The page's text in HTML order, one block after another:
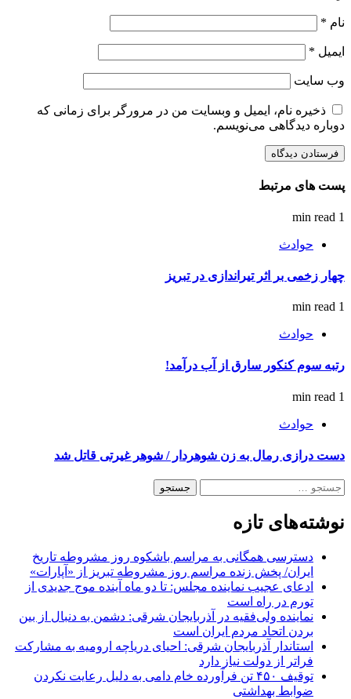
نام *
ایمیل *
وب‌ سایت
ذخیره نام، ایمیل و وبسایت من در مرورگر برای زمانی که
دوباره دیدگاهی می‌نویسم.
پست های مرتبط
1 min read
حوادث
چهار زخمی بر اثر تیراندازی در تبریز
1 min read
حوادث
رتبه سوم کنکور سارق از آب درآمد!
1 min read
حوادث
دست درازی رمال به زن شوهردار / شوهر غیرتی قاتل شد
جستجو
نوشته‌های تازه
دسترسی همگانی به مراسم باشکوه روز مشروطه تاریخ
ایران/ پخش زنده مراسم روز مشروطه تبریز از «آپارات»
ادعای عجیب نماینده مجلس: تا دو ماه آینده موج جدیدی از
تورم در راه است
نماینده ولی‌فقیه در آذربایجان شرقی: دشمن به دنبال از بین
بردن اتحاد مردم ایران است
استاندار آذربایجان شرقی: احیای دریاچه ارومیه به مشارکت
فراتر از دولت نیاز دارد
توقیف ۴۵۰ تن فرآورده خام دامی به دلیل رعایت نکردن
ضوابط بهداشتی